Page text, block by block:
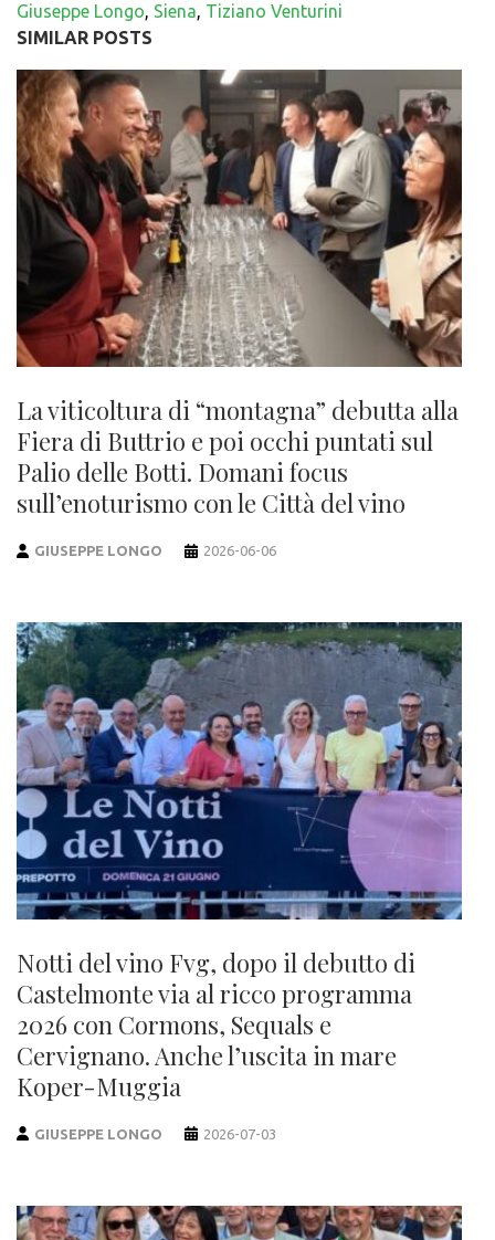
Giuseppe Longo, Siena, Tiziano Venturini
SIMILAR POSTS
La viticoltura di “montagna” debutta alla
Fiera di Buttrio e poi occhi puntati sul
Palio delle Botti. Domani focus
sull’enoturismo con le Città del vino
GIUSEPPE LONGO 2026-06-06
Notti del vino Fvg, dopo il debutto di
Castelmonte via al ricco programma
2026 con Cormons, Sequals e
Cervignano. Anche l’uscita in mare
Koper-Muggia
GIUSEPPE LONGO 2026-07-03